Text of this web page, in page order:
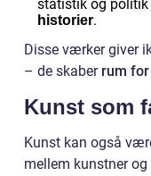
statistik og politik
historier.
Disse værker giver
– de skaber rum
Kunst som
Kunst kan også
mellem kunstner